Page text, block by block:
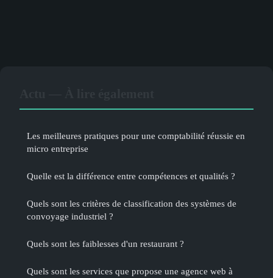
Les meilleures pratiques pour une comptabilité réussie en
micro entreprise
Quelle est la différence entre compétences et qualités ?
Quels sont les critères de classification des systèmes de
convoyage industriel ?
Quels sont les faiblesses d'un restaurant ?
Quels sont les services que propose une agence web à